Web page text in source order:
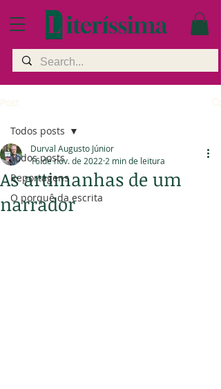
Post
Todos posts
Reportagens
O porquê da escrita
Todos posts
As artimanhas de um
narrador
Durval Augusto Júnior
16 de nov. de 20222 min de leitura